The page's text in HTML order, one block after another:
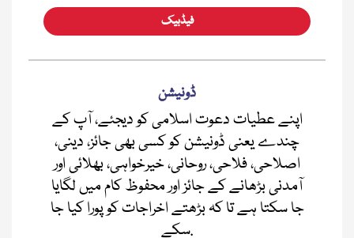
فیڈبیک
ڈونیشن
اپنے عطیات دعوت اسلامی کو دیجئے، آپ کے
چندے یعنی ڈونیشن کو کسی بھی جائز، دینی،
اصلاحی، فلاحی، روحانی، خیرخواہی، بھلائی اور
آمدنی بڑھانے کے جائز اور محفوظ کام میں لگایا
جا سکتا ہے تا کہ بڑھتے اخراجات کو پورا کیا جا
سکے.